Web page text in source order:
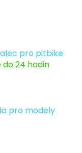
pro pitbike
24 hodin
pro modely